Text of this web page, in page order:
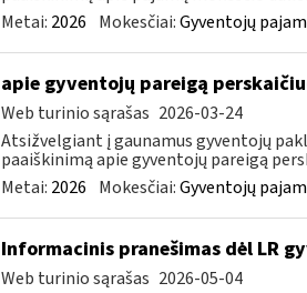
Metai: 2026 Mokesčiai:Gyventojų
apie gyventojų pareigą
Web turinio sąrašas 2026-03-24
Atsižvelgiant į gaunamus gyventojų
paaiškinimą apie gyventojų pareigą
Metai: 2026 Mokesčiai:Gyventojų
Informacinis pranešimas dėl LR
Web turinio sąrašas 2026-05-04